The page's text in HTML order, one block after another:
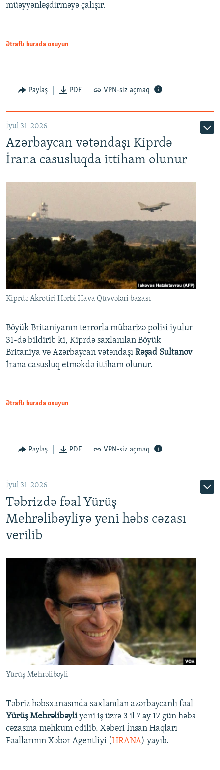
müəyyənləşdirməyə çalışır.
Ətraflı burada oxuyun
Paylaş PDF VPN-siz açmaq
İyul 31, 2026
Azərbaycan vətəndaşı Kiprdə
İrana casusluqda ittiham olunur
Kiprdə Akrotiri Hərbi Hava Qüvvələri bazası
Böyük Britaniyanın terrorla mübarizə polisi iyulun
31-də bildirib ki, Kiprdə saxlanılan Böyük
Britaniya və Azərbaycan vətəndaşı Rəşad Sultanov
İrana casusluq etməkdə ittiham olunur.
Ətraflı burada oxuyun
Paylaş PDF VPN-siz açmaq
İyul 31, 2026
Təbrizdə fəal Yürüş
Mehrəlibəyliyə yeni həbs cəzası
verilib
Yürüş Mehrəlibəyli
Təbriz həbsxanasında saxlanılan azərbaycanlı fəal
Yürüş Mehrəlibəyliyeni iş üzrə 3 il 7 ay 17 gün həbs
cəzasına məhkum edilib. Xəbəri İnsan Haqları
Fəallarının Xəbər Agentliyi (HRANA) yayıb.